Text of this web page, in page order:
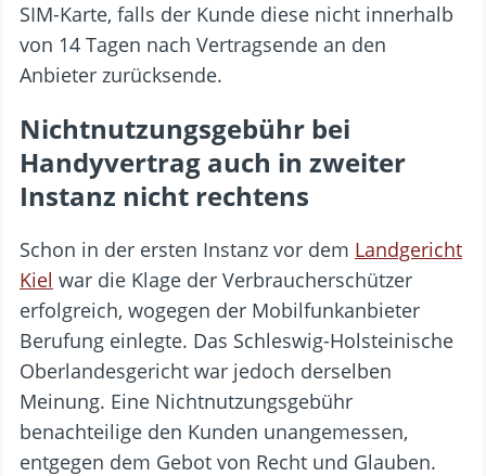
SIM-Karte, falls der Kunde diese nicht innerhalb
von 14 Tagen nach Vertragsende an den
Anbieter zurücksende.
Nichtnutzungsgebühr bei
Handyvertrag auch in zweiter
Instanz nicht rechtens
Schon in der ersten Instanz vor dem Landgericht
Kiel war die Klage der Verbraucherschützer
erfolgreich, wogegen der Mobilfunkanbieter
Berufung einlegte. Das Schleswig-Holsteinische
Oberlandesgericht war jedoch derselben
Meinung. Eine Nichtnutzungsgebühr
benachteilige den Kunden unangemessen,
entgegen dem Gebot von Recht und Glauben.